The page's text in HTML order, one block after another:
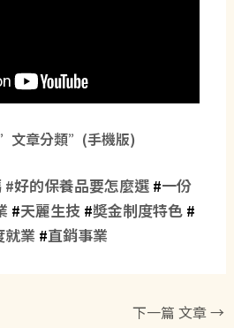
文章分類”(手機版)
#好的保養品要怎麼選 #一份
#天麗生技 #奬金制度特色 #
就業 #直銷事業
下一篇 文章→